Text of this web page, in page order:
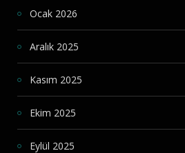
Ocak 2026
Aralık 2025
Kasım 2025
Ekim 2025
Eylül 2025